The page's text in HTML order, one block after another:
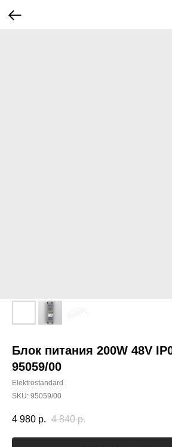
Блок питания 200W 48V
95059/00
Elektrostandard
SKU: 95059/00
4 980 р. 4 840 р.